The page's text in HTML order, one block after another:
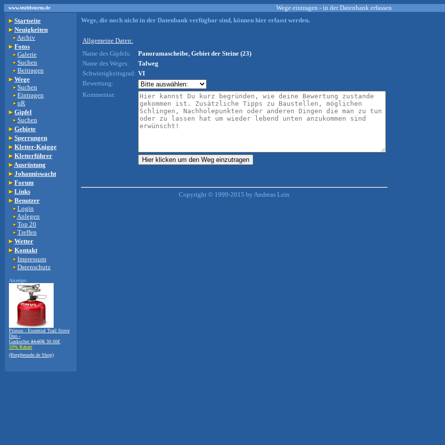
www.teufelsturm.de Wege eintragen - in der Datenbank erfassen
Startseite
Neuigkeiten
Archiv
Fotos
Galerie
Suchen
Beitragen
Wege
Suchen
Eintragen
nR
Gipfel
Suchen
Gebiete
Sperrungen
Kletter-Knigge
Kletterführer
Ausrüstung
Johanniswacht
Forum
Links
Benutzer
Login
Anlegen
Top 20
Treffen
Wetter
Kontakt
Impressum
Datenschutz
Anzeige:
Primus - Essential Trail Stove
Duo -
Gaskocher34.07€ 30.66€
10% Rabatt
(Bergfreunde.de Shop)
Wege, die noch nicht in der Datenbank verfügbar sind, können hier erfasst werden.
Allgemeine Daten:
Name des Gipfels:
Panoramascheibe, Gebiet der Steine (23)
Name des Weges:
Talweg
Schwierigkeitsgrad: VI
Bewertung:
Kommentar:
Copyright © 1999-2015 by Andreas Lein